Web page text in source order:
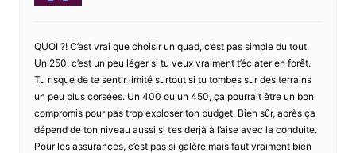
QUOI ?! C’est vrai que choisir un quad, c’est pas simple du tout.
Un 250, c’est un peu léger si tu veux vraiment t’éclater en forêt.
Tu risque de te sentir limité surtout si tu tombes sur des terrains
un peu plus corsées. Un 400 ou un 450, ça pourrait être un bon
compromis pour pas trop exploser ton budget. Bien sûr, après ça
dépend de ton niveau aussi si t’es derjà à l’aise avec la conduite.
Pour les assurances, c’est pas si galère mais faut vraiment bien